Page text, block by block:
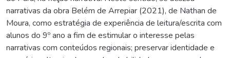
narrativas da obra Belém de Arrepiar (2021), de Nathan de
Moura, como estratégia de experiência de leitura/escrita com
alunos do 9º ano a fim de estimular o interesse pelas
narrativas com conteúdos regionais; preservar identidade e